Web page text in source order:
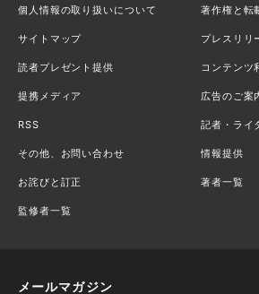
個人情報の取り扱いについて 著作権と転
サイトマップ プレスリリ
読者プレゼント提供 コンテンツ
提携メディア 広告のご案
RSS 記者・ライ
その他、お問い合わせ 情報提供
お詫びと訂正 著者一覧
監修者一覧
メールマガジン